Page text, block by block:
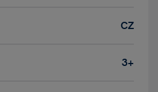
CZ
3+